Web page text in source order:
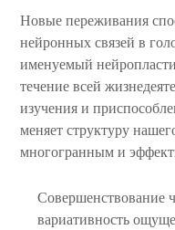
Новые переживания
нейронных связей в
именуемый
течение всей
изучения и
меняет структуру
многогранным и
Совершенствование
вариативность